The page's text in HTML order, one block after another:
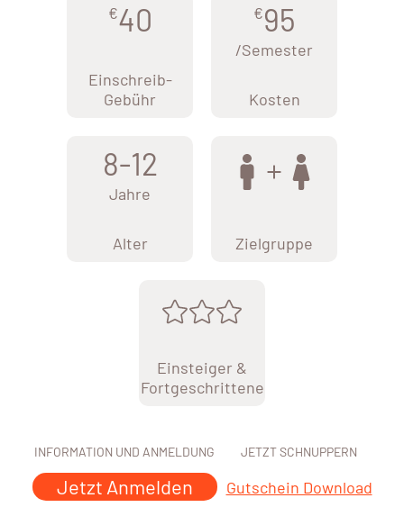
€40
Einschreib-
Gebühr
€95
/Semester
Kosten
8-12
Jahre
Alter Zielgruppe
Einsteiger &
Fortgeschrittene
INFORMATION UND ANMELDUNG
Jetzt Anmelden
JETZT SCHNUPPERN
Gutschein Download